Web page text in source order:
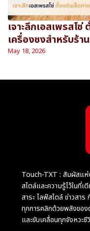
เจาะลึกเอสเพรสโ
เครื่องชงสำหรับร้
May 18, 2026
Touch-TXT : สัมผัสแห่
สไตล์และความรู้ไว้ในที่เ
สาระ ไลฟ์สไตล์ ข่าวสาร
ทุกการคลิกด้วยพลังขอ
และขับเคลื่อนทุกจังหวะชี